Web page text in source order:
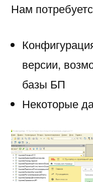
Нам
версии,
базы БП
Некоторые